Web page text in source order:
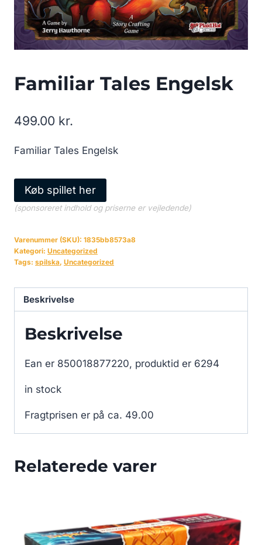
Familiar Tales Engelsk
499.00 kr.
Familiar Tales Engelsk
Køb spillet her
(sponsoreret indhold og priserne er vejledende)
Varenummer (SKU): 1835bb8573a8
Kategori: Uncategorized
Tags: spilska, Uncategorized
Beskrivelse
Beskrivelse
Ean er 850018877220, produktid er 6294
in stock
Fragtprisen er på ca. 49.00
Relaterede varer